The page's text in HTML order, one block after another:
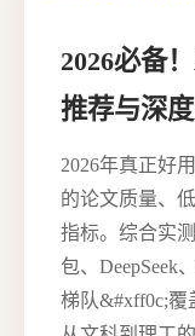
2026必备
推荐与深
2026年真正好
的论文质量、
指标。综合实
包、DeepSeek
梯队&#xff0c;覆